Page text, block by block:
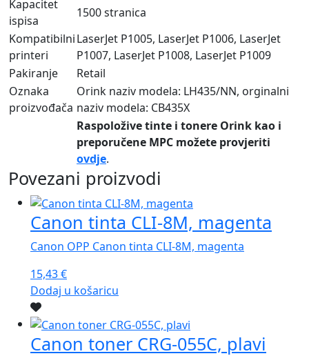
Kapacitet
ispisa
1500 stranica
Kompatibilni
printeri
LaserJet P1005, LaserJet P1006, LaserJet
P1007, LaserJet P1008, LaserJet P1009
Pakiranje
Retail
Oznaka
proizvođača
Orink naziv modela: LH435/NN, orginalni
naziv modela: CB435X
Raspoložive tinte i tonere Orink kao i
preporučene MPC možete provjeriti
ovdje.
Povezani proizvodi
Canon tinta CLI-8M, magenta
Canon OPP Canon tinta CLI-8M, magenta
15,43€
Dodaj u košaricu
Canon toner CRG-055C, plavi